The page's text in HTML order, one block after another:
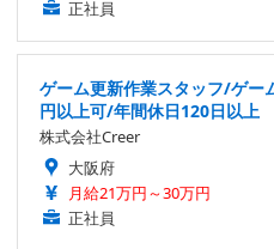
正社員
ゲーム更新作業スタッフ/ゲー
円以上可/年間休日120日以上
株式会社Creer
大阪府
月給21万円～30万円
正社員